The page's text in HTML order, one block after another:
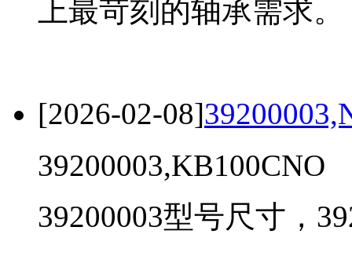
上最苛刻的轴承需求
[2026-02-08]
39200003,KB100CNO
39200003型号尺寸，